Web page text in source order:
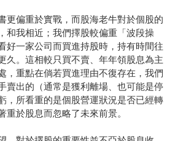
更偏重於實戰，而股海老牛對於個股的
和我相近；我們擇股較偏重「波段操
好一家公司而買進持股時，持有時間往
久。這相較只買不賣、年年領股息為主
，重點在倘若買進理由不復存在，我們
賣出的（通常是獲利離場、也可能是停
，所看重的是個股營運狀況是否已經轉
重於股息而忽略了未來前景。